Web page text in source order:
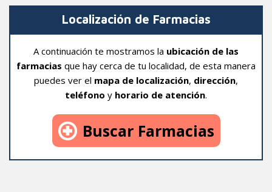
Localización de Farmacias
A continuación te mostramos la ubicación de las
farmacias que hay cerca de tu localidad, de esta manera
puedes ver el mapa de localización, dirección,
teléfono y horario de atención.
Buscar Farmacias